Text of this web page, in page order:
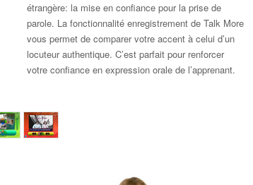
étrangère: la mise en confiance pour la prise de
parole. La fonctionnalité enregistrement de Talk More
vous permet de comparer votre accent à celui d’un
locuteur authentique. C’est parfait pour renforcer
votre confiance en expression orale de l’apprenant.